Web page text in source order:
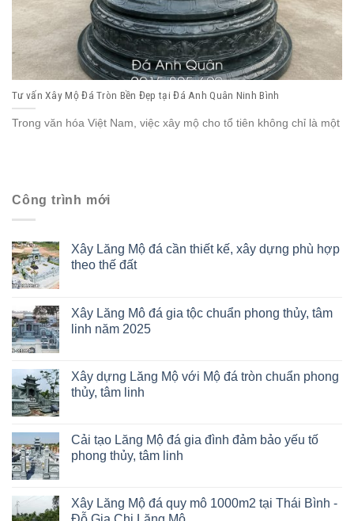
Tư vấn Xây Mộ Đá Tròn Bền Đẹp tại Đá Anh Quân Ninh Bình
Trong văn hóa Việt Nam, việc xây mộ cho tổ tiên không chỉ là một
Công trình mới
Xây Lăng Mộ đá cần thiết kế, xây dựng phù hợp
theo thế đất
Xây Lăng Mô đá gia tộc chuẩn phong thủy, tâm
linh năm 2025
Xây dựng Lăng Mộ với Mộ đá tròn chuẩn phong
thủy, tâm linh
Cải tạo Lăng Mộ đá gia đình đảm bảo yếu tố
phong thủy, tâm linh
Xây Lăng Mộ đá quy mô 1000m2 tại Thái Bình -